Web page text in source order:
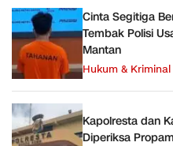
Cinta Segitiga
Tembak Polisi
Mantan
Hukum & Kriminal
Kapolresta dan
Diperiksa Propam